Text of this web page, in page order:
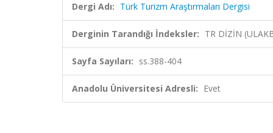
Dergi Adı: Türk Turizm Araştırmaları Dergisi
Derginin Tarandığı İndeksler: TR DİZİN
Sayfa Sayıları: ss.388-404
Anadolu Üniversitesi Adresli: Evet